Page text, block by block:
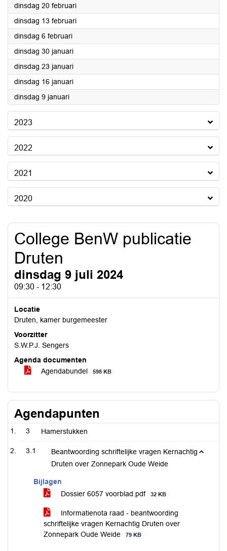
dinsdag 20 februari2024
dinsdag 13 februari2024
dinsdag 6 februari2024
dinsdag 30 januari2024
dinsdag 23 januari2024
dinsdag 16 januari2024
dinsdag 9 januari2024
2023
2022
2021
2020
College BenW publicatie
Druten
dinsdag 9 juli 2024
09:30 - 12:30
Locatie
Druten, kamer burgemeester
Voorzitter
S.W.P.J. Sengers
Agenda documenten
Agendabundel
598 KB
Agendapunten
3 Hamerstukken
3.1
Beantwoording schriftelijke vragen Kernachtig
Druten over Zonnepark Oude Weide
Bijlagen
Dossier 6057 voorblad.pdf
32 KB
Informatienota raad - beantwoording
schriftelijke vragen Kernachtig Druten over
Zonnepark Oude Weide
79 KB